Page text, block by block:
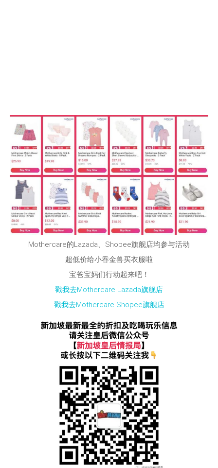
Mothercare的Lazada、Shopee旗舰店均参与活动
超低价给小吞金兽买衣服啦
宝爸宝妈们行动起来吧！
戳我去Mothercare Lazada旗舰店
戳我去Mothercare Shopee旗舰店